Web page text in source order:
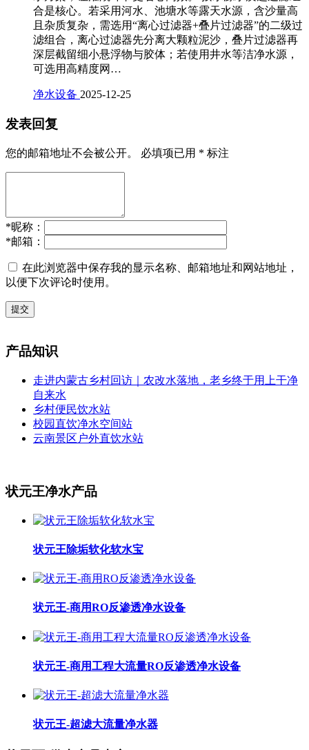
合是核心。若采用河水、池塘水等露天水源，含沙量高
且杂质复杂，需选用“离心过滤器+叠片过滤器”的二级过
滤组合，离心过滤器先分离大颗粒泥沙，叠片过滤器再
深层截留细小悬浮物与胶体；若使用井水等洁净水源，
可选用高精度网…
净水设备 2025-12-25
发表回复
您的邮箱地址不会被公开。 必填项已用 * 标注
*昵称：
*邮箱：
在此浏览器中保存我的显示名称、邮箱地址和网站地址，
以便下次评论时使用。
提交
产品知识
走进内蒙古乡村回访｜农改水落地，老乡终于用上干净
自来水
乡村便民饮水站
校园直饮净水空间站
云南景区户外直饮水站
状元王净水产品
状元王除垢软化软水宝
状元王-商用RO反渗透净水设备
状元王-商用工程大流量RO反渗透净水设备
状元王-超滤大流量净水器